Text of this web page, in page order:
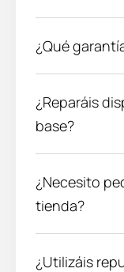
¿Qué
¿Reparáis
base?
¿Necesito
tienda?
¿Utilizáis